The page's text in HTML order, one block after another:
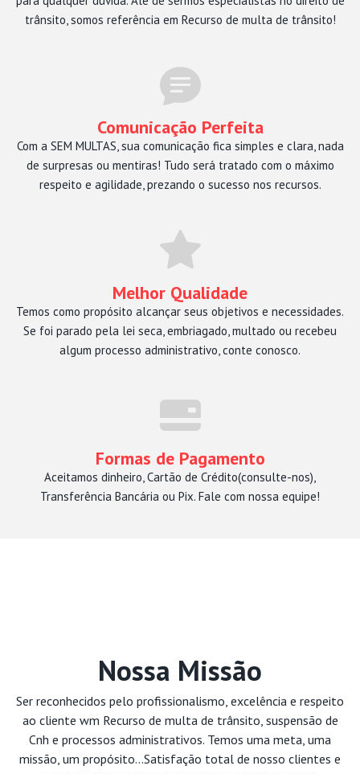
trânsito, somos referência em Recurso de multa de trânsito!
Comunicação Perfeita
Com a SEM MULTAS, sua comunicação fica simples e clara, nada
de surpresas ou mentiras! Tudo será tratado com o máximo
respeito e agilidade, prezando o sucesso nos recursos.
Melhor Qualidade
Temos como propósito alcançar seus objetivos e necessidades.
Se foi parado pela lei seca, embriagado, multado ou recebeu
algum processo administrativo, conte conosco.
Formas de Pagamento
Aceitamos dinheiro, Cartão de Crédito(consulte-nos),
Transferência Bancária ou Pix. Fale com nossa equipe!
Nossa Missão
Ser reconhecidos pelo profissionalismo, excelência e respeito
ao cliente wm Recurso de multa de trânsito, suspensão de
Cnh e processos administrativos. Temos uma meta, uma
missão, um propósito...Satisfação total de nosso clientes e